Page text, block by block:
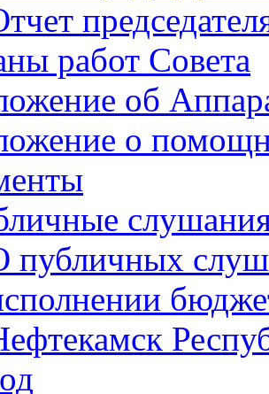
работ Совета
об
о
публичных